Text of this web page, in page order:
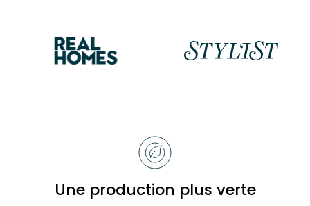
BobbiUne production plus verte